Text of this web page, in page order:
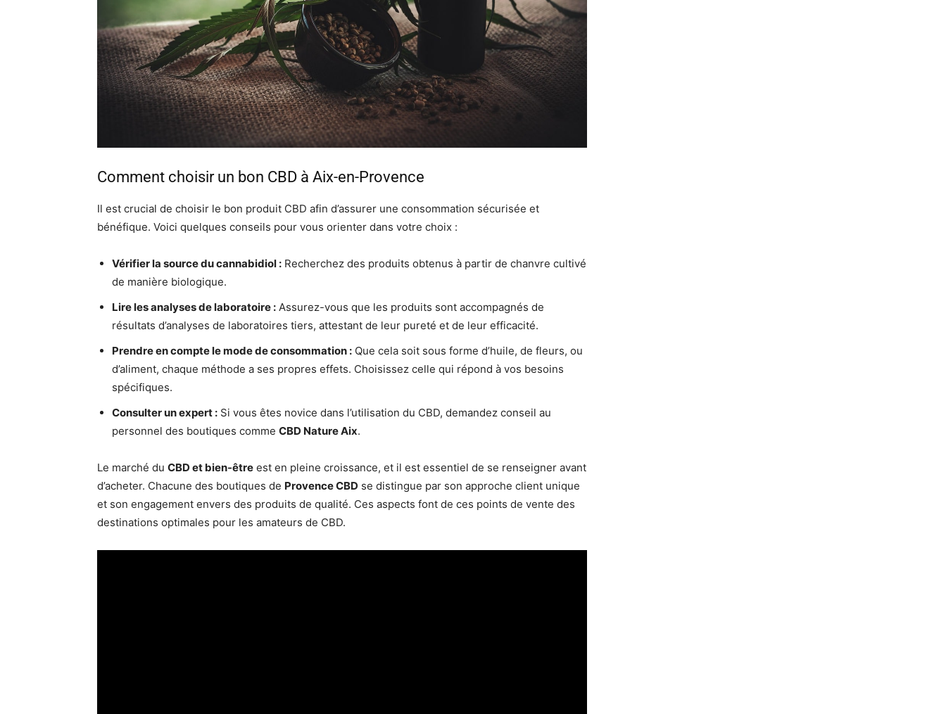
Comment choisir un bon CBD à Aix-en-Provence
Il est crucial de choisir le bon produit CBD afin d’assurer une consommation sécurisée et
bénéfique. Voici quelques conseils pour vous orienter dans votre choix :
Vérifier la source du cannabidiol : Recherchez des produits obtenus à partir de chanvre cultivé
de manière biologique.
Lire les analyses de laboratoire : Assurez-vous que les produits sont accompagnés de
résultats d’analyses de laboratoires tiers, attestant de leur pureté et de leur efficacité.
Prendre en compte le mode de consommation : Que cela soit sous forme d’huile, de fleurs, ou
d’aliment, chaque méthode a ses propres effets. Choisissez celle qui répond à vos besoins
spécifiques.
Consulter un expert : Si vous êtes novice dans l’utilisation du CBD, demandez conseil au
personnel des boutiques comme CBD Nature Aix.
Le marché du CBD et bien-être est en pleine croissance, et il est essentiel de se renseigner avant
d’acheter. Chacune des boutiques de Provence CBD se distingue par son approche client unique
et son engagement envers des produits de qualité. Ces aspects font de ces points de vente des
destinations optimales pour les amateurs de CBD.